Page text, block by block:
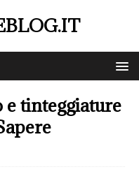
tinteggiature